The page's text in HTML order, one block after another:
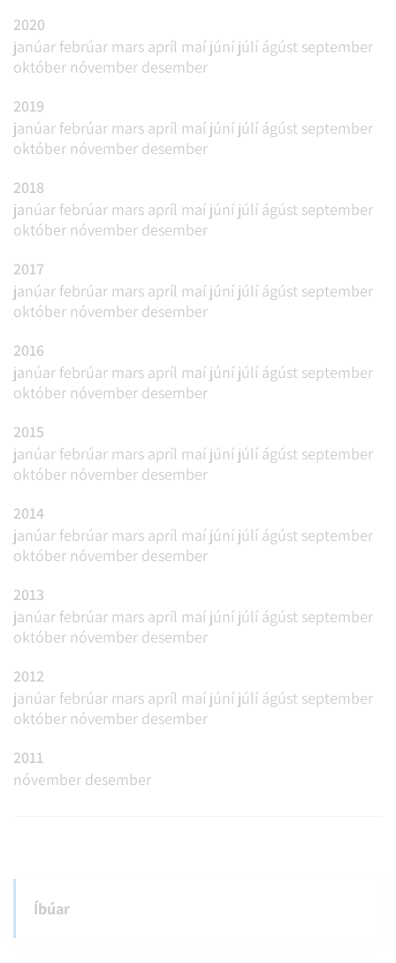
2020
janúar febrúar mars apríl maí júní júlí ágúst september
október nóvember desember
2019
janúar febrúar mars apríl maí júní júlí ágúst september
október nóvember desember
2018
janúar febrúar mars apríl maí júní júlí ágúst september
október nóvember desember
2017
janúar febrúar mars apríl maí júní júlí ágúst september
október nóvember desember
2016
janúar febrúar mars apríl maí júní júlí ágúst september
október nóvember desember
2015
janúar febrúar mars apríl maí júní júlí ágúst september
október nóvember desember
2014
janúar febrúar mars apríl maí júní júlí ágúst september
október nóvember desember
2013
janúar febrúar mars apríl maí júní júlí ágúst september
október nóvember desember
2012
janúar febrúar mars apríl maí júní júlí ágúst september
október nóvember desember
2011
nóvember desember
Íbúar